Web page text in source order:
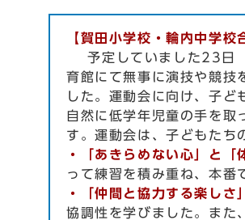
【賀田小学校・輪内中学校
予定していました23日（
育館にて無事に演技や競技
した。運動会に向け、子ど
自然に低学年児童の手を取
す。運動会は、子どもたち
・「あきらめない心」と
って練習を積み重ね、本番
・「仲間と協力する楽し
協調性を学びました。また